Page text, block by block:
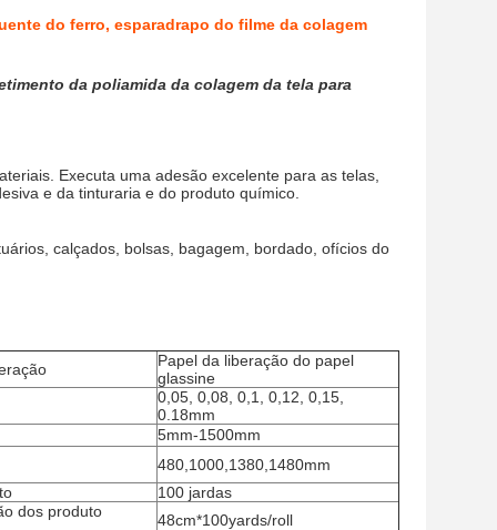
do ferro, esparadrapo do filme da colagem
da poliamida da colagem da tela para
Executa uma adesão excelente para as telas,
e da tinturaria e do produto químico.
calçados, bolsas, bagagem, bordado, ofícios do
Papel da liberação do papel
glassine
0,05, 0,08, 0,1, 0,12, 0,15,
0.18mm
5mm-1500mm
480,1000,1380,1480mm
100 jardas
dos produto
48cm*100yards/roll